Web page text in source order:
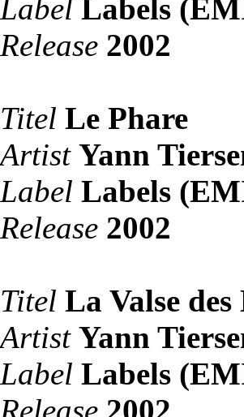
Label Labels
Release 2002
Titel Le Phare
Artist Yann
Label Labels
Release 2002
Titel La Valse
Artist Yann
Label Labels
Release 2002